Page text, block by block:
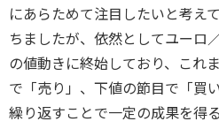
にあらためて注目したいと考え
ちましたが、依然としてユーロ
の値動きに終始しており、これ
で「売り」、下値の節目で「買
繰り返すことで一定の成果を得